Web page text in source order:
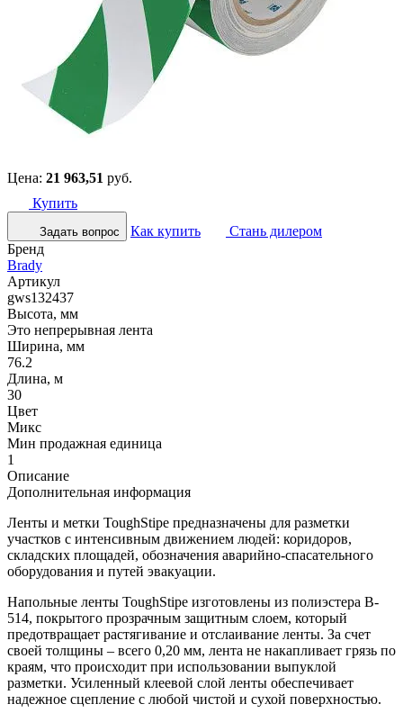
Цена: 21 963,51 руб.
Купить
Задать вопрос Как купить
Стань дилером
Бренд
Brady
Артикул
gws132437
Высота, мм
Это непрерывная лента
Ширина, мм
76.2
Длина, м
30
Цвет
Микс
Мин продажная единица
1
Описание
Дополнительная информация
Ленты и метки ToughStipe предназначены для разметки
участков с интенсивным движением людей: коридоров,
складских площадей, обозначения аварийно-спасательного
оборудования и путей эвакуации.
Напольные ленты ToughStipe изготовлены из полиэстера B-
514, покрытого прозрачным защитным слоем, который
предотвращает растягивание и отслаивание ленты. За счет
своей толщины – всего 0,20 мм, лента не накапливает грязь по
краям, что происходит при использовании выпуклой
разметки. Усиленный клеевой слой ленты обеспечивает
надежное сцепление с любой чистой и сухой поверхностью.